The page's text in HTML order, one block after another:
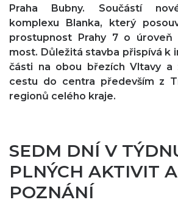
Praha Bubny. Součástí
komplexu Blanka, který
prostupnost Prahy 7 o
most. Důležitá stavba přispívá k
části na obou březích Vltavy a
cestu do centra především z
regionů celého kraje.
SEDM DNÍ V
PLNÝCH AKTIVIT A
POZNÁNÍ